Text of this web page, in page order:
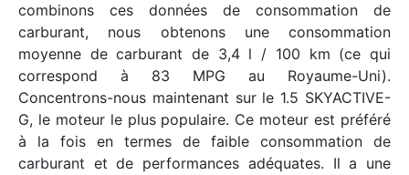
combinons ces données de consommation de
carburant, nous obtenons une consommation
moyenne de carburant de 3,4 l / 100 km (ce qui
correspond à 83 MPG au Royaume-Uni).
Concentrons-nous maintenant sur le 1.5 SKYACTIVE-
G, le moteur le plus populaire. Ce moteur est préféré
à la fois en termes de faible consommation de
carburant et de performances adéquates. Il a une